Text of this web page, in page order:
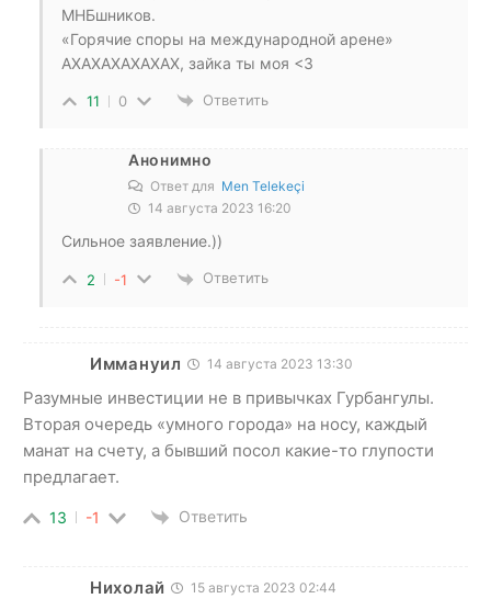
МНБшников.
«Горячие споры на международной арене»
АХАХАХАХАХАХ, зайка ты моя <3
11 0 Ответить
Анонимно
Ответ для Men Telekeçi
14 августа 2023 16:20
Сильное заявление.))
2 -1 Ответить
Иммануил 14 августа 2023 13:30
Разумные инвестиции не в привычках Гурбангулы.
Вторая очередь «умного города» на носу, каждый
манат на счету, а бывший посол какие-то глупости
предлагает.
13 -1 Ответить
Нихолай 15 августа 2023 02:44